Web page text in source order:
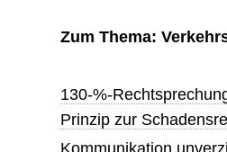
Zum Thema:
130-%-
Prinzip zur
Kommunikation